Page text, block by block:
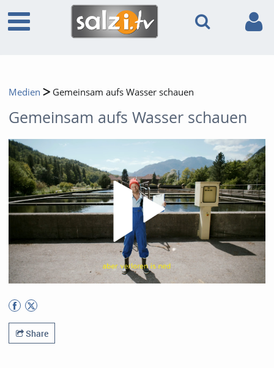
Medien Gemeinsam aufs Wasser schauen
Gemeinsam aufs Wasser schauen
Share